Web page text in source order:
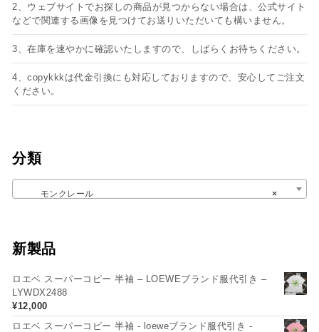
2、ウェブサイトでお探しの商品が見つからない場合は、公式サイト
などで関連する画像を見つけてお送りいただいても構いません。
3、在庫を速やかに確認いたしますので、しばらくお待ちください。
4、copykkkは代金引換にも対応しておりますので、安心してご注文
ください。
分類
×
モンクレール
新製品
ロエベ スーパーコピー 半袖 – LOEWEブランド服代引き –
LYWDX2488
¥12,000
ロエベ スーパーコピー 半袖 - loeweブランド服代引き -